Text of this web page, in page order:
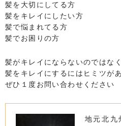
髪を大切にしてる方
髪をキレイにしたい方
髪で悩まれてる方
髪でお困りの方
髪がキレイにならないのではなく
髪をキレイにするにはヒミツが
ぜひ１度お問い合わせください
地元北九